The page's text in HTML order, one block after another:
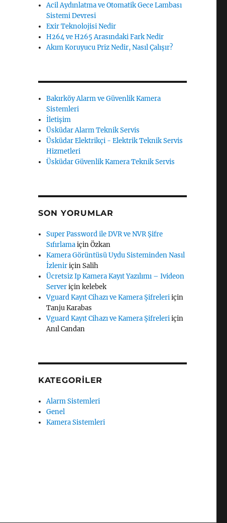
Acil Aydınlatma ve Otomatik Gece Lambası
Sistemi Devresi
Exir Teknolojisi Nedir
H264 ve H265 Arasındaki Fark Nedir
Akım Koruyucu Priz Nedir, Nasıl Çalışır?
Bakırköy Alarm ve Güvenlik Kamera
Sistemleri
İletişim
Üsküdar Alarm Teknik Servis
Üsküdar Elektrikçi - Elektrik Teknik Servis
Hizmetleri
Üsküdar Güvenlik Kamera Teknik Servis
SON YORUMLAR
Super Password ile DVR ve NVR Şifre
SıfırlamaiçinÖzkan
Kamera Görüntüsü Uydu Sisteminden Nasıl
İzleniriçinSalih
Ücretsiz Ip Kamera Kayıt Yazılımı – Ivideon
Serveriçinkelebek
Vguard Kayıt Cihazı ve Kamera Şifreleriiçin
Tanju Karabas
Vguard Kayıt Cihazı ve Kamera Şifreleriiçin
Anıl Candan
KATEGORILER
Alarm Sistemleri
Genel
Kamera Sistemleri